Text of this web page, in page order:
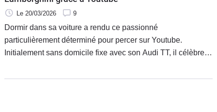
Le 20/03/2026 9
Dormir dans sa voiture a rendu ce passionné
particulièrement déterminé pour percer sur Youtube.
Initialement sans domicile fixe avec son Audi TT, il célèbre
sur la plateforme vidéo.